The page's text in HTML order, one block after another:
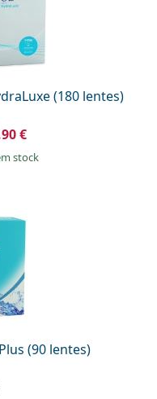
(180 lentes)
€
stock
(90 lentes)